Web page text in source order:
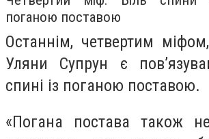
поганою поставою
Останнім, четвертим
Уляни Супрун є
спині із поганою поставою.
«Погана постава також